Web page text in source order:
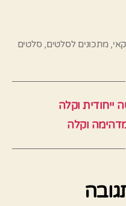
,מתכונים לסלטים, סלטים
ייחודית וקלה
וקלה